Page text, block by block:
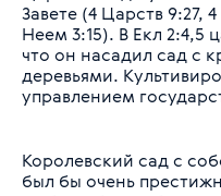
Завете (4 Царств 9:27,
Неем 3:15). В Екл 2:4,5
что он насадил сад с
деревьями.
управлением
Королевский сад с
был бы очень